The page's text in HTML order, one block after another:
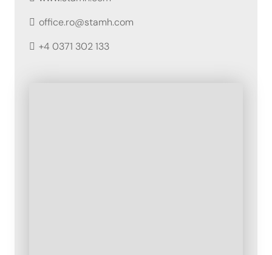
office.ro@stamh.com
+4 0371 302 133